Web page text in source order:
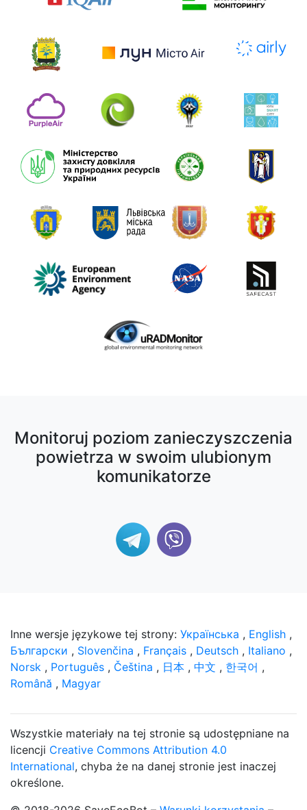
Monitoruj poziom zanieczyszczenia
powietrza w swoim ulubionym
komunikatorze
Inne wersje językowe tej strony: Українська , English ,
Български , Slovenčina , Français , Deutsch , Italiano ,
Norsk , Português , Čeština , 日本 , 中文 , 한국어 ,
Română , Magyar
Wszystkie materiały na tej stronie są udostępniane na
licencji Creative Commons Attribution 4.0
International, chyba że na danej stronie jest inaczej
określone.